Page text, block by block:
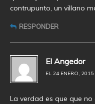
contrupunto, un villano
RESPONDER
El Angedor
EL 24 ENERO,
La verdad es que que